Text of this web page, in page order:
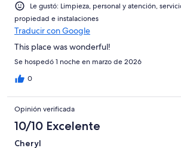
Le gustó: Limpieza, personal y atención,
propiedad e instalaciones
Traducir con Google
This place was wonderful!
Se hospedó 1 noche en marzo de 2026
0
Opinión verificada
10/10 Excelente
Cheryl